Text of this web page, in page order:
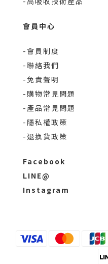
會員中心
-會員制度
-聯絡我們
-免責聲明
-購物常見問題
-產品常見問題
-隱私權政策
-退換貨政策
Facebook
LINE@
Instagram